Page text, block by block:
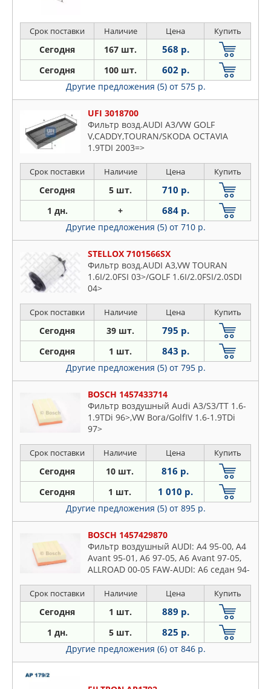
Срок поставки Наличие Цена Купить
Сегодня 167 шт. 568 р.
Сегодня 100 шт. 602 р.
Другие предложения (5) от 575 р.
UFI 3018700
Фильтр возд.AUDI A3/VW GOLF
V,CADDY,TOURAN/SKODA OCTAVIA
1.9TDI 2003=>
Срок поставки Наличие Цена Купить
Сегодня 5 шт. 710 р.
1 дн. + 684 р.
Другие предложения (5) от 710 р.
STELLOX 7101566SX
Фильтр возд.AUDI A3,VW TOURAN
1.6I/2.0FSI 03>/GOLF 1.6I/2.0FSI/2.0SDI
04>
Срок поставки Наличие Цена Купить
Сегодня 39 шт. 795 р.
Сегодня 1 шт. 843 р.
Другие предложения (5) от 795 р.
BOSCH 1457433714
Фильтр воздушный Audi A3/S3/TT 1.6-
1.9TDi 96>,VW Bora/GolfIV 1.6-1.9TDi
97>
Срок поставки Наличие Цена Купить
Сегодня 10 шт. 816 р.
Сегодня 1 шт. 1 010 р.
Другие предложения (5) от 895 р.
BOSCH 1457429870
Фильтр воздушный AUDI: A4 95-00, A4
Avant 95-01, A6 97-05, A6 Avant 97-05,
ALLROAD 00-05 FAW-AUDI: A6 седан 94-
PASSAT Varia
Срок поставки Наличие Цена Купить
Сегодня 1 шт. 889 р.
1 дн. 5 шт. 825 р.
Другие предложения (6) от 846 р.